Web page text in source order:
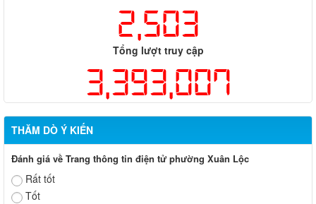
2,503
Tổng lượt truy cập
3,393,007
THĂM DÒ Ý KIẾN
Đánh giá về Trang thông tin điện tử phường Xuân Lộc
Rất tốt
Tốt